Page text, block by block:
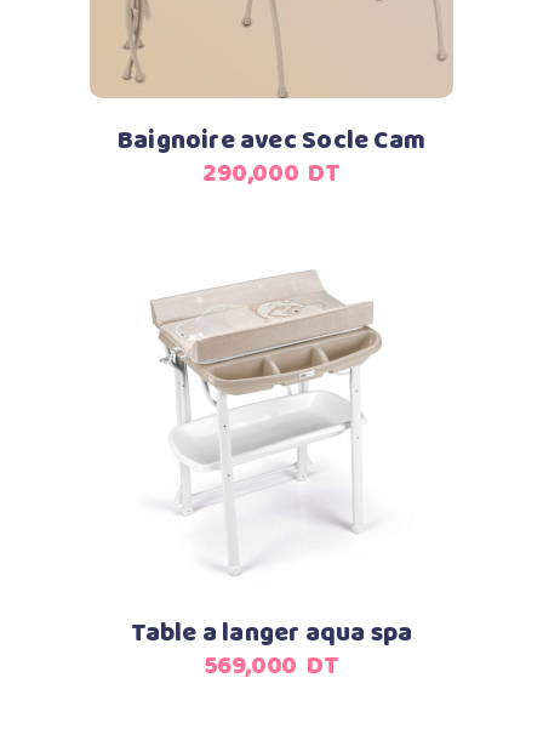
Baignoire avec Socle Cam
290,000 DT
Ajouter au panier
Table a langer aqua spa
569,000 DT